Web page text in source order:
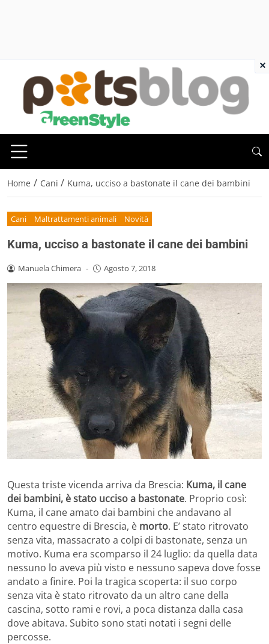
Home / Cani / Kuma, ucciso a bastonate il cane dei bambini
Cani Maltrattamenti animali Novità
Kuma, ucciso a bastonate il cane dei bambini
Manuela Chimera - Agosto 7, 2018
Questa triste vicenda arriva da Brescia: Kuma, il cane
dei bambini, è stato ucciso a bastonate. Proprio così:
Kuma, il cane amato dai bambini che andavano al
centro equestre di Brescia, è morto. E’ stato ritrovato
senza vita, massacrato a colpi di bastonate, senza un
motivo. Kuma era scomparso il 24 luglio: da quella data
nessuno lo aveva più visto e nessuno sapeva dove fosse
andato a finire. Poi la tragica scoperta: il suo corpo
senza vita è stato ritrovato da un altro cane della
cascina, sotto rami e rovi, a poca distanza dalla casa
dove abitava. Subito sono stati notati i segni delle
percosse.
×